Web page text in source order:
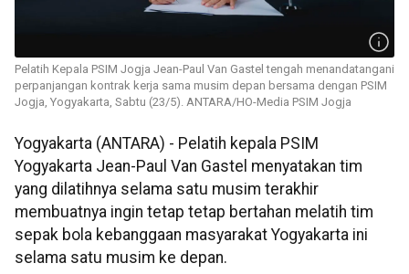
Pelatih Kepala PSIM Jogja Jean-Paul Van Gastel tengah menandatangani
perpanjangan kontrak kerja sama musim depan bersama dengan PSIM
Jogja, Yogyakarta, Sabtu (23/5). ANTARA/HO-Media PSIM Jogja
Yogyakarta (ANTARA) - Pelatih kepala PSIM
Yogyakarta Jean-Paul Van Gastel menyatakan tim
yang dilatihnya selama satu musim terakhir
membuatnya ingin tetap tetap bertahan melatih tim
sepak bola kebanggaan masyarakat Yogyakarta ini
selama satu musim ke depan.